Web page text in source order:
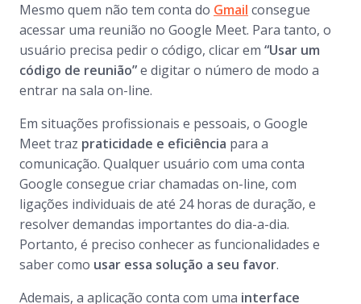
Mesmo quem não tem conta do Gmail consegue
acessar uma reunião no Google Meet. Para tanto, o
usuário precisa pedir o código, clicar em “Usar um
código de reunião”e digitar o número de modo a
entrar na sala on-line.
Em situações profissionais e pessoais, o Google
Meet traz praticidade e eficiência para a
comunicação. Qualquer usuário com uma conta
Google consegue criar chamadas on-line, com
ligações individuais de até 24 horas de duração, e
resolver demandas importantes do dia-a-dia.
Portanto, é preciso conhecer as funcionalidades e
saber como usar essa solução a seu favor.
Ademais, a aplicação conta com uma interface